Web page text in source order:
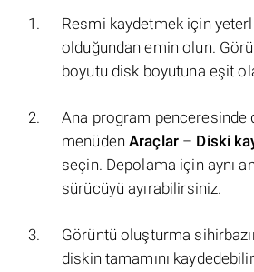
Resmi kaydetmek için yeterli
olduğundan emin olun.
boyutu disk boyutuna eşit
Ana program penceresinde
menüdenAraçlar – Diski
seçin. Depolama için aynı
sürücüyü ayırabilirsiniz.
Görüntü oluşturma
diskin tamamını